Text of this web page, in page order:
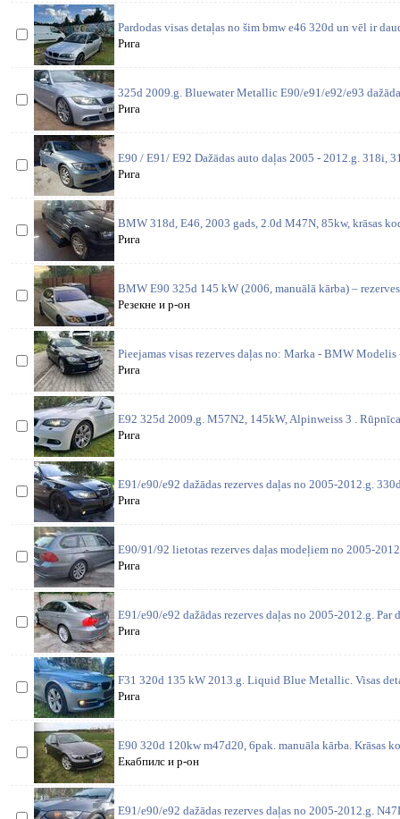
Pardodas visas detaļas no šim bmw e46 320d un vēl ir
Рига
325d 2009.g. Bluewater Metallic E90/e91/e92/e93
Рига
E90 / E91/ E92 Dažādas auto daļas 2005 - 2012.g. 318i,
Рига
BMW 318d, E46, 2003 gads, 2.0d M47N, 85kw, krāsas
Рига
BMW E90 325d 145 kW (2006, manuālā kārba) –
Резекне и р-он
Pieejamas visas rezerves daļas no: Marka - BMW Modelis
Рига
E92 325d 2009.g. M57N2, 145kW, Alpinweiss 3 .
Рига
E91/e90/e92 dažādas rezerves daļas no 2005-2012.g.
Рига
E90/91/92 lietotas rezerves daļas modeļiem no 2005-
Рига
E91/e90/e92 dažādas rezerves daļas no 2005-2012.g. Par
Рига
F31 320d 135 kW 2013.g. Liquid Blue Metallic. Visas
Рига
E90 320d 120kw m47d20, 6pak. manuāla kārba. Krāsas
Екабпилс и р-он
E91/e90/e92 dažādas rezerves daļas no 2005-2012.g.